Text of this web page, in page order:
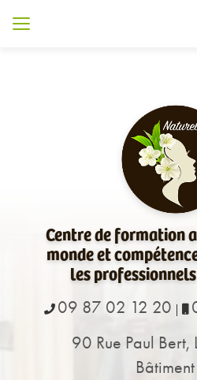
Centre de formation
monde et
les
09 87 02 12 20
90 Rue Paul Bert,